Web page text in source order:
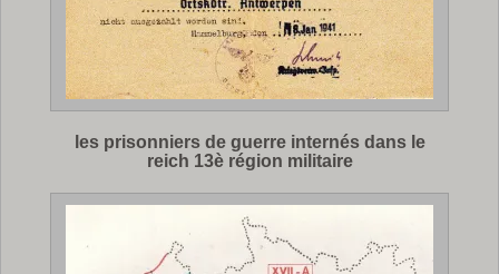
les prisonniers de guerre internés dans le
reich 13è région militaire